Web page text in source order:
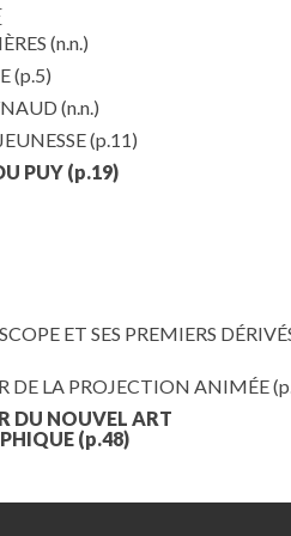
(n.n.)
(p.5)
(n.n.)
(p.11)
PUY (p.19)
ET SES PREMIERS
DE LA PROJECTION ANIMÉE
DU NOUVEL ART
(p.48)